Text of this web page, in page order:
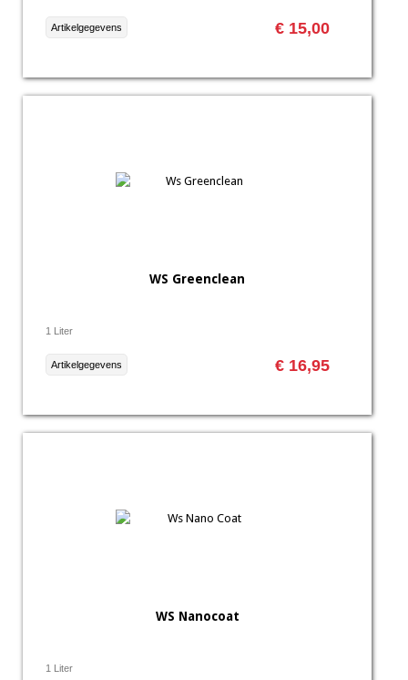
€ 15,00
Artikelgegevens
WS Greenclean
1 Liter
€ 16,95
Artikelgegevens
WS Nanocoat
1 Liter